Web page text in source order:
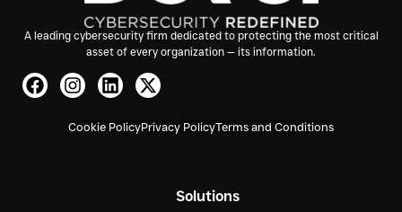
A leading cybersecurity firm dedicated to protecting the most critical
asset of every organization — its information.
Cookie PolicyPrivacy PolicyTerms and Conditions
Solutions